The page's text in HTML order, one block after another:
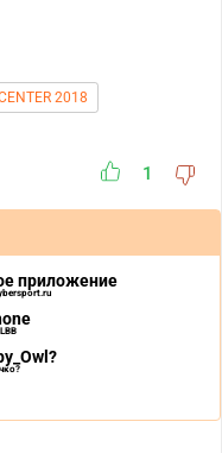
2018
1
приложение